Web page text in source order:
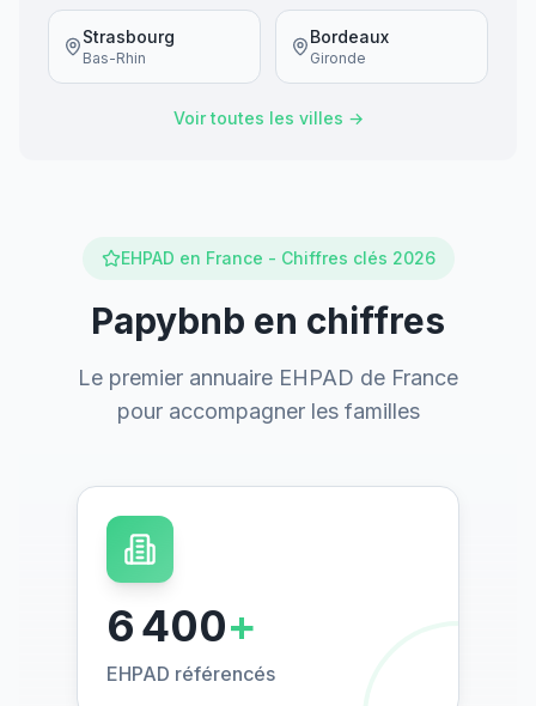
Strasbourg
Bas-Rhin
Bordeaux
Gironde
Voir toutes les villes →
EHPAD en France - Chiffres clés 2026
Papybnb en chiffres
Le premier annuaire EHPAD de France
pour accompagner les familles
6 400+
EHPAD référencés